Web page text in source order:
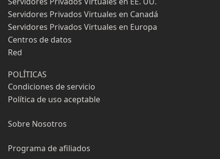
Servidores Privados Virtuales en Canadá
Servidores Privados Virtuales en Europa
Centros de datos
Red
POLÍTICAS
Condiciones de servicio
Política de uso aceptable
Sobre Nosotros
Programa de afiliados